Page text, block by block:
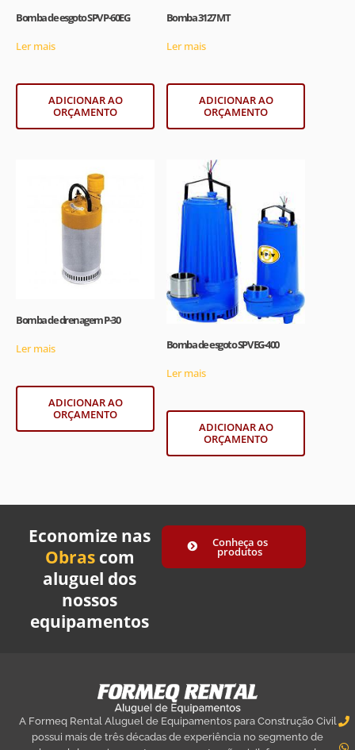
Bomba de esgoto SPV P-60EG
Ler mais
ADICIONAR AO
ORÇAMENTO
Bomba 3127 MT
Ler mais
ADICIONAR AO
ORÇAMENTO
Bomba de drenagem P-30
Ler mais
ADICIONAR AO
ORÇAMENTO
Bomba de esgoto SPV EG-400
Ler mais
ADICIONAR AO
ORÇAMENTO
Economize nas
Obrascom
aluguel dos
nossos
equipamentos
Conheça os
produtos
A Formeq Rental Aluguel de Equipamentos para Construção Civil
possui mais de três décadas de experiência no segmento de